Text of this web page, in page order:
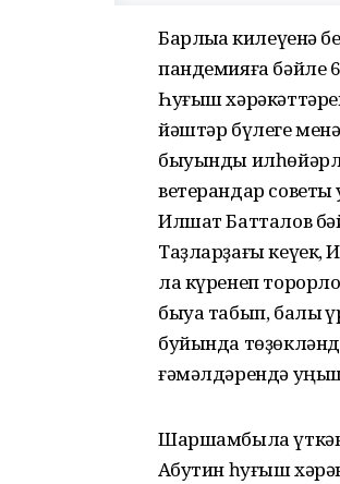
Барлыҡҡа
пандемияға бәйле
Һуғыш
йәштәр бүлеге
быуынды
ветерандар
Илшат Батталов
Таҙларҙағы кеүек,
ла күренеп
быуа табып, балыҡ
буйында
ғәмәлдәрендә
Шаршамбыла
Аҡбутин һуғыш